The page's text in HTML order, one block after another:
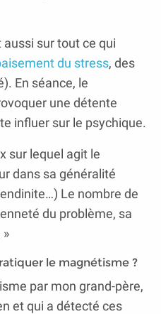
sur tout ce qui
du stress, des
En séance, le
une détente
influer sur le psychique.
sur lequel agit le
dans sa généralité
Le nombre de
du problème, sa
»
le magnétisme ?
par mon grand-père,
et qui a détecté ces